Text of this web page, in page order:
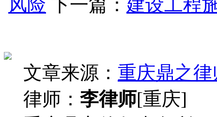
风险 下一篇： 建设工程
文章来源： 重庆鼎之
律师： 李律师[重庆]